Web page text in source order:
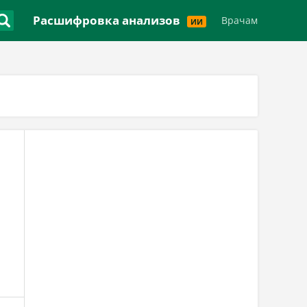
Расшифровка анализов ИИ Врачам